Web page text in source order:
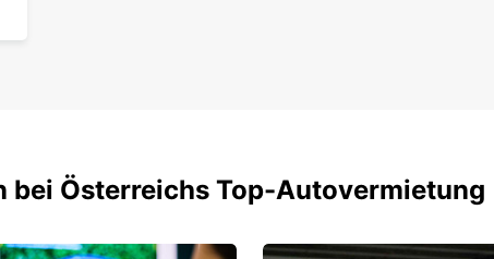
bei Österreichs Top-Autovermietung